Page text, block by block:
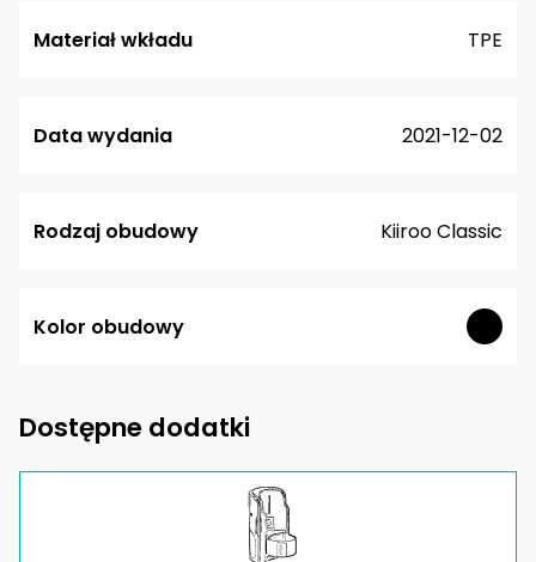
Materiał wkładu TPE
Data wydania 2021-12-02
Rodzaj obudowy Kiiroo Classic
Kolor obudowy
Dostępne dodatki